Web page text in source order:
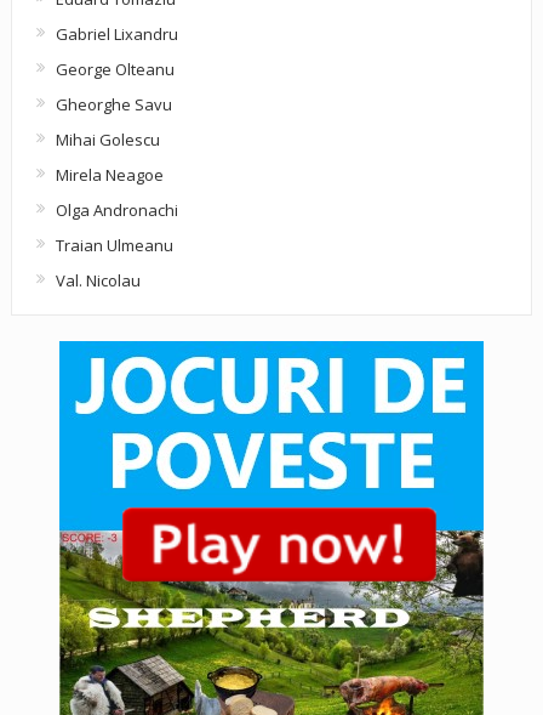
Gabriel Lixandru
George Olteanu
Gheorghe Savu
Mihai Golescu
Mirela Neagoe
Olga Andronachi
Traian Ulmeanu
Val. Nicolau